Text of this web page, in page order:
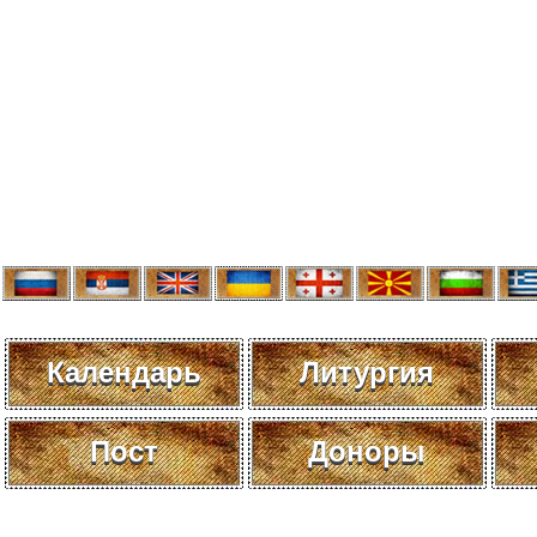
Календарь Литургия
Пост Доноры